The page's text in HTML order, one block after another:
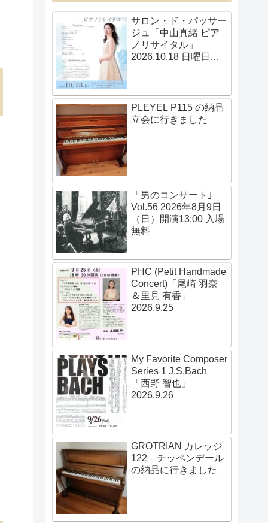
サロン・ド・パッサー
ジュ「中山真緒 ピア
ノリサイタル」
2026.10.18 日曜日
PLEYEL P115 の納品
立会に行きました
「男のコンサート｣
Vol.56 2026年8月9日
（日）開演13:00 入場
無料
PHC (Petit Handmade
Concert)「尾崎 羽奈
＆里見 有香」
2026.9.25
My Favorite Composer
Series 1 J.S.Bach
「西野 智也」
2026.9.26
GROTRIAN カレッジ
122 チッペンデール
の納品に行きました